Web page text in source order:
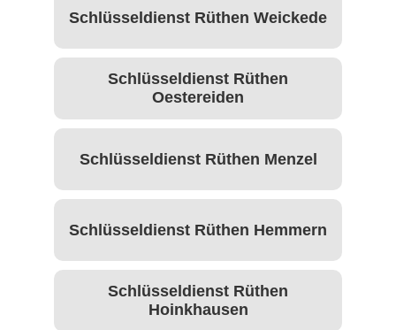
Schlüsseldienst Rüthen Weickede
Schlüsseldienst Rüthen
Oestereiden
Schlüsseldienst Rüthen Menzel
Schlüsseldienst Rüthen Hemmern
Schlüsseldienst Rüthen
Hoinkhausen